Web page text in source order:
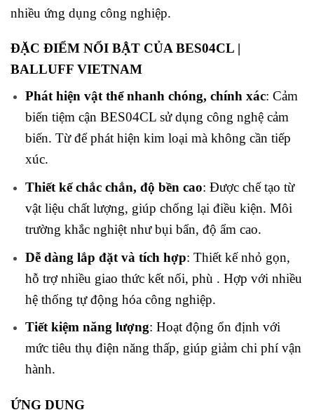
nhiều ứng dụng công nghiệp.
ĐẶC ĐIỂM NỔI BẬT CỦA BES04CL |
BALLUFF VIETNAM
Phát hiện vật thể nhanh chóng, chính xác: Cảm
biến tiệm cận BES04CL sử dụng công nghệ cảm
biến. Từ để phát hiện kim loại mà không cần tiếp
xúc.
Thiết kế chắc chắn, độ bền cao: Được chế tạo từ
vật liệu chất lượng, giúp chống lại điều kiện. Môi
trường khắc nghiệt như bụi bẩn, độ ẩm cao.
Dễ dàng lắp đặt và tích hợp: Thiết kế nhỏ gọn,
hỗ trợ nhiều giao thức kết nối, phù . Hợp với nhiều
hệ thống tự động hóa công nghiệp.
Tiết kiệm năng lượng: Hoạt động ổn định với
mức tiêu thụ điện năng thấp, giúp giảm chi phí vận
hành.
ỨNG DỤNG